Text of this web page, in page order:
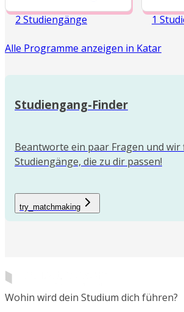
2 Studiengänge 1
Alle Programme anzeigen in Katar
Studiengang-Finder
Beantworte ein paar Fragen und wir
Studiengänge, die zu dir passen!
try_matchmaking
Wohin wird dein Studium dich führen?